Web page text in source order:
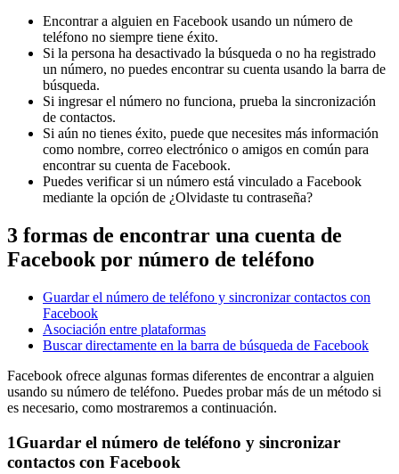
Encontrar a alguien en Facebook usando un número de
teléfono no siempre tiene éxito.
Si la persona ha desactivado la búsqueda o no ha registrado
un número, no puedes encontrar su cuenta usando la barra de
búsqueda.
Si ingresar el número no funciona, prueba la sincronización
de contactos.
Si aún no tienes éxito, puede que necesites más información
como nombre, correo electrónico o amigos en común para
encontrar su cuenta de Facebook.
Puedes verificar si un número está vinculado a Facebook
mediante la opción de ¿Olvidaste tu contraseña?
3 formas de encontrar una cuenta de
Facebook por número de teléfono
Guardar el número de teléfono y sincronizar contactos con
Facebook
Asociación entre plataformas
Buscar directamente en la barra de búsqueda de Facebook
Facebook ofrece algunas formas diferentes de encontrar a alguien
usando su número de teléfono. Puedes probar más de un método si
es necesario, como mostraremos a continuación.
1Guardar el número de teléfono y sincronizar
contactos con Facebook